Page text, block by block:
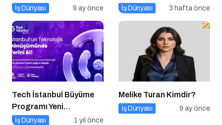
Standartlar Belirliyor
İş Dünyası 9 ay önce
Dönem Başlıyor: Bayim
İçin Geri Sayım!
İş Dünyası 3 hafta önce
Tech İstanbul Büyüme
Programı Yeni
Başvurulara Kapılarını
İş Dünyası 1 yıl önce
Melike Turan Kimdir?
İş Dünyası 9 ay önce